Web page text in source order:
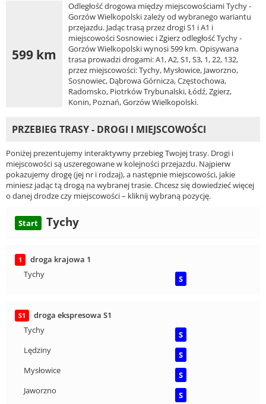
599 km
Odległość drogowa między miejscowościami Tychy -
Gorzów Wielkopolski zależy od wybranego wariantu
przejazdu. Jadąc trasą przez drogi S1 i A1 i
miejscowości Sosnowiec i Zgierz odległość Tychy -
Gorzów Wielkopolski wynosi 599 km. Opisywana
trasa prowadzi drogami: A1, A2, S1, S3, 1, 22, 132,
przez miejscowości: Tychy, Mysłowice, Jaworzno,
Sosnowiec, Dąbrowa Górnicza, Częstochowa,
Radomsko, Piotrków Trybunalski, Łódź, Zgierz,
Konin, Poznań, Gorzów Wielkopolski.
PRZEBIEG TRASY - DROGI I MIEJSCOWOŚCI
Poniżej prezentujemy interaktywny przebieg Twojej trasy. Drogi i
miejscowości są uszeregowane w kolejności przejazdu. Najpierw
pokazujemy drogę (jej nr i rodzaj), a następnie miejscowości, jakie
miniesz jadąc tą drogą na wybranej trasie. Chcesz się dowiedzieć więcej
o danej drodze czy miejscowości – kliknij wybraną pozycję.
Start Tychy
1
droga krajowa 1
Tychy
S
S1
droga ekspresowa S1
Tychy
S
Lędziny
S
Mysłowice
S
Jaworzno
S